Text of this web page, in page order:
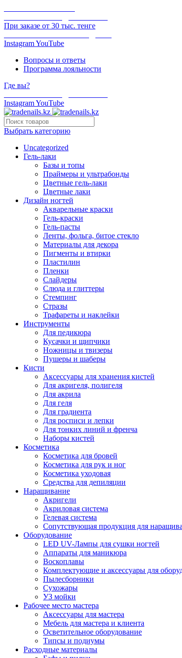
При заказе от 30 тыс. тенге
InstagramYouTube
Вопросы и ответы
Программа лояльности
Где вы?
InstagramYouTube
Выбрать категорию
Uncategorized
Гель-лаки
Базы и топы
Праймеры и ультрабонды
Цветные гель-лаки
Цветные лаки
Дизайн ногтей
Акварельные краски
Гель-краски
Гель-пасты
Ленты, фольга, битое стекло
Материалы для декора
Пигменты и втирки
Пластилин
Пленки
Слайдеры
Слюда и глиттеры
Стемпинг
Стразы
Трафареты и наклейки
Инструменты
Для педикюра
Кусачки и щипчики
Ножницы и твизеры
Пушеры и шаберы
Кисти
Аксессуары для хранения кистей
Для акригеля, полигеля
Для акрила
Для геля
Для градиента
Для росписи и лепки
Для тонких линий и френча
Наборы кистей
Косметика
Косметика для бровей
Косметика для рук и ног
Косметика уходовая
Средства для депиляции
Наращивание
Акригели
Акриловая система
Гелевая система
Сопутствующая продукция для
Оборудование
LED UV-Лампы для сушки ногтей
Аппараты для маникюра
Воскоплавы
Комплектующие и аксессуары для
Пылесборники
Сухожары
УЗ мойки
Рабочее место мастера
Аксессуары для мастера
Мебель для мастера и клиента
Осветительное оборудование
Типсы и подиумы
Расходные материалы